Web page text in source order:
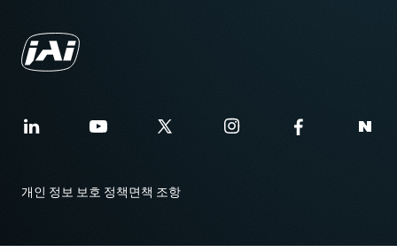
케이블 길이 1.25미터의 Hirose 호환 커넥터.
다(단독 주문 불가).
개인 정보 보호 정책면책 조항